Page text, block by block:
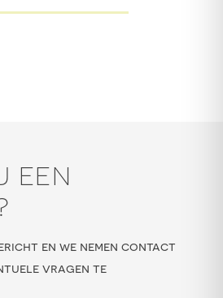
EEN
en we nemen contact
vragen te